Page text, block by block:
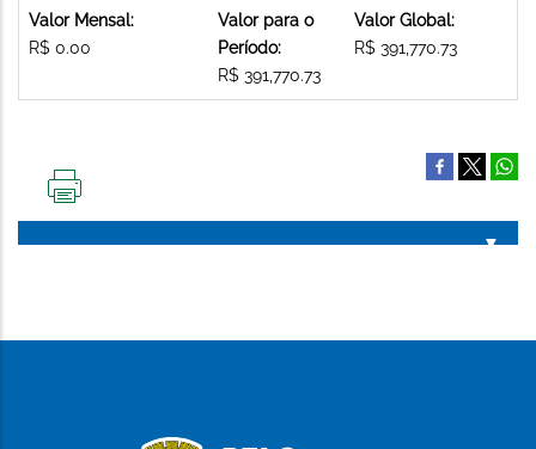
Valor Mensal:
R$ 0.00
Valor para o
Período:
R$ 391,770.73
Valor Global:
R$ 391,770.73
PÁGINA